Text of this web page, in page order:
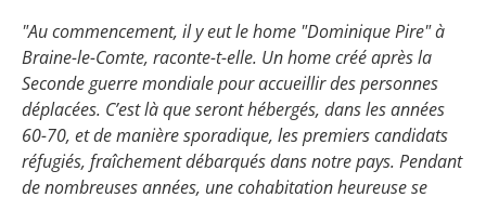
"Au commencement, il y eut le home "Dominique Pire" à
Braine-le-Comte, raconte-t-elle. Un home créé après la
Seconde guerre mondiale pour accueillir des personnes
déplacées. C’est là que seront hébergés, dans les années
60-70, et de manière sporadique, les premiers candidats
réfugiés, fraîchement débarqués dans notre pays. Pendant
de nombreuses années, une cohabitation heureuse se